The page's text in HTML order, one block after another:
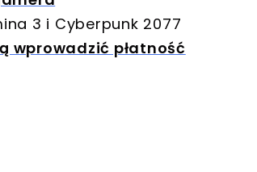
3 i Cyberpunk 2077
wprowadzić płatność